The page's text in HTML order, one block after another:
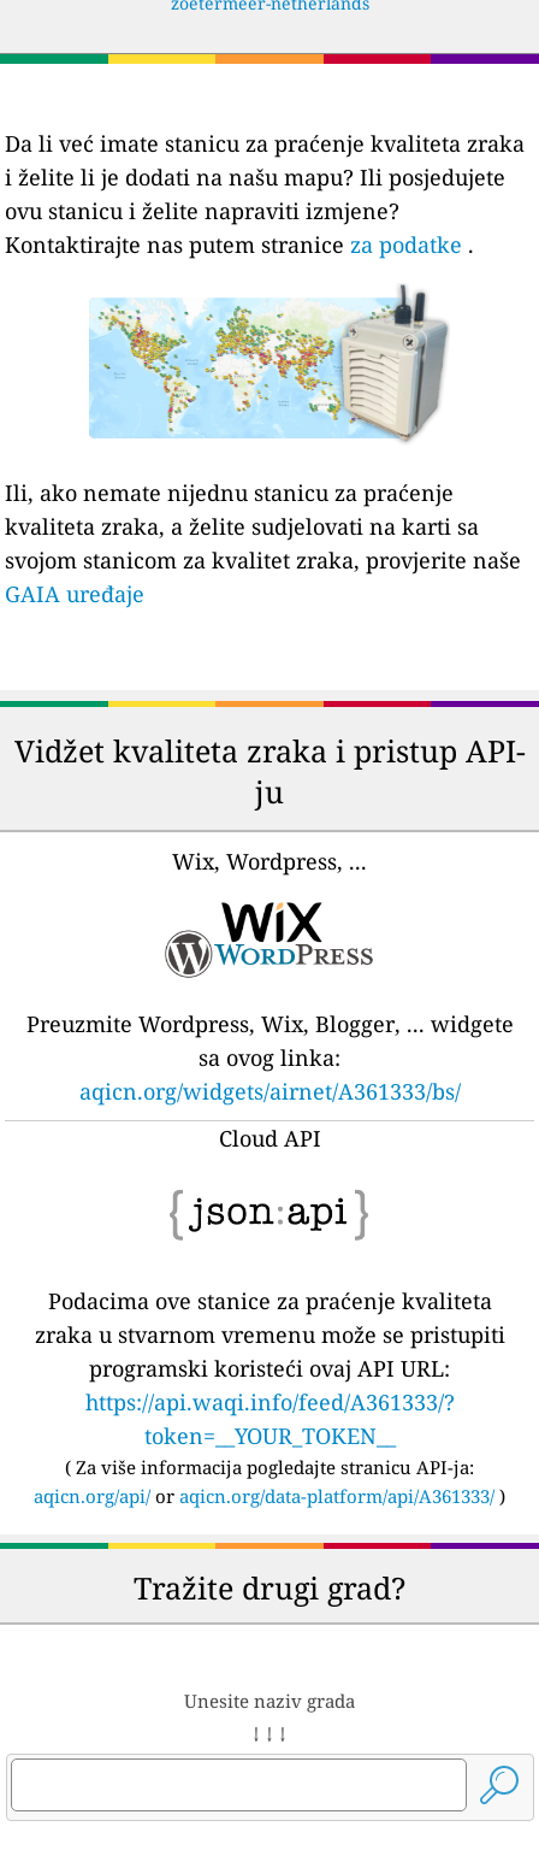
Da li već imate stanicu za praćenje kvaliteta zraka
i želite li je dodati na našu mapu? Ili posjedujete
ovu stanicu i želite napraviti izmjene?
Kontaktirajte nas putem stranice za podatke .
Ili, ako nemate nijednu stanicu za praćenje
kvaliteta zraka, a želite sudjelovati na karti sa
svojom stanicom za kvalitet zraka, provjerite naše
GAIA uređaje
Vidžet kvaliteta zraka i pristup API-
ju
Wix, Wordpress, ...
Preuzmite Wordpress, Wix, Blogger, ... widgete
sa ovog linka:
aqicn.org/widgets/airnet/A361333/bs/
Cloud API
Podacima ove stanice za praćenje kvaliteta
zraka u stvarnom vremenu može se pristupiti
programski koristeći ovaj API URL:
https://api.waqi.info/feed/A361333/?
token=__YOUR_TOKEN__
( Za više informacija pogledajte stranicu API-ja:
aqicn.org/api/or aqicn.org/data-platform/api/A361333/)
Tražite drugi grad?
Unesite naziv grada
↓ ↓ ↓